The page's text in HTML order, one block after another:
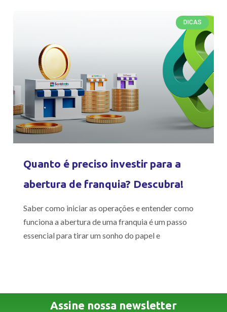
DICAS
Quanto é preciso investir para a
abertura de franquia? Descubra!
Saber como iniciar as operações e entender como
funciona a abertura de uma franquia é um passo
essencial para tirar um sonho do papel e
Assine nossa newsletter